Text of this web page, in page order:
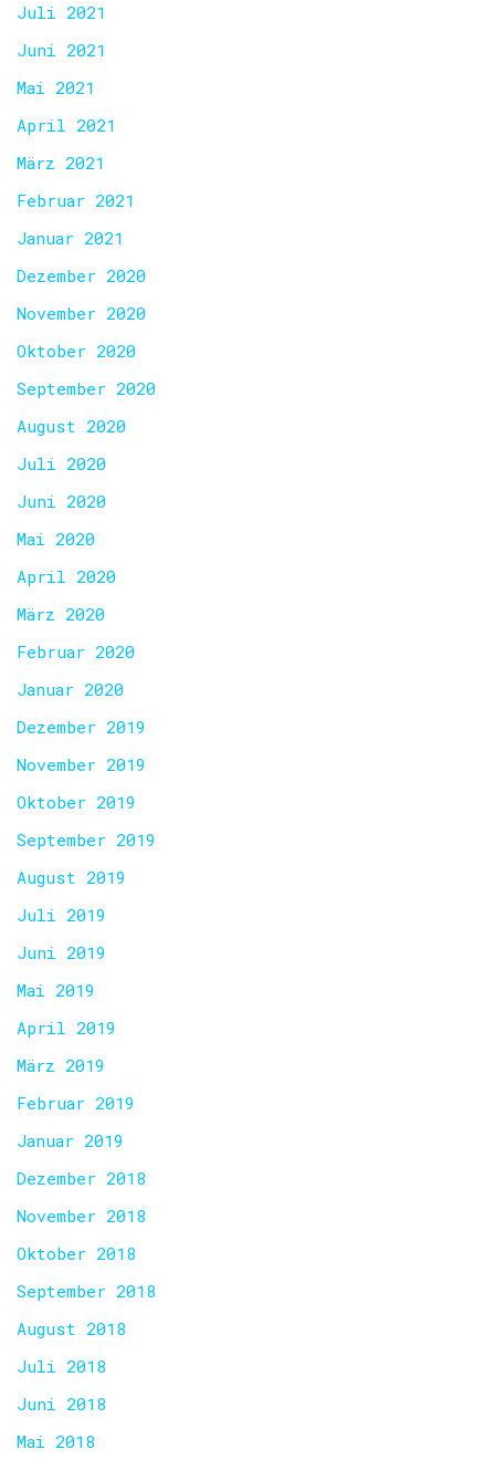
Juli 2021
Juni 2021
Mai 2021
April 2021
März 2021
Februar 2021
Januar 2021
Dezember 2020
November 2020
Oktober 2020
September 2020
August 2020
Juli 2020
Juni 2020
Mai 2020
April 2020
März 2020
Februar 2020
Januar 2020
Dezember 2019
November 2019
Oktober 2019
September 2019
August 2019
Juli 2019
Juni 2019
Mai 2019
April 2019
März 2019
Februar 2019
Januar 2019
Dezember 2018
November 2018
Oktober 2018
September 2018
August 2018
Juli 2018
Juni 2018
Mai 2018